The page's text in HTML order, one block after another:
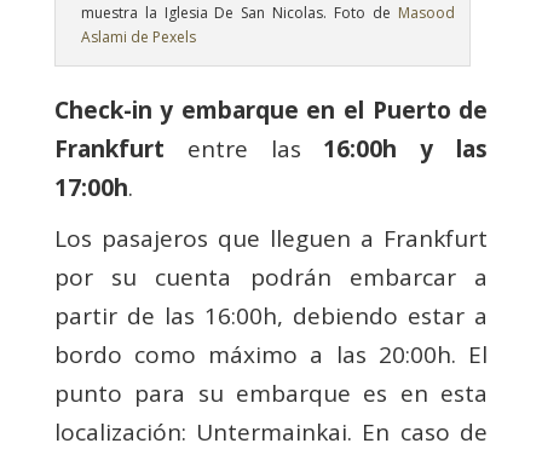
muestra la Iglesia De San Nicolas. Foto de Masood
Aslami de Pexels
Check-in y embarque en el Puerto de
Frankfurt entre las 16:00h y las
17:00h.
Los pasajeros que lleguen a Frankfurt
por su cuenta podrán embarcar a
partir de las 16:00h, debiendo estar a
bordo como máximo a las 20:00h. El
punto para su embarque es en esta
localización: Untermainkai. En caso de